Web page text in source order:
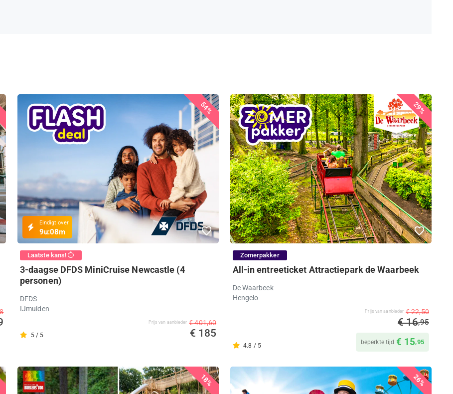
54%
Eindigt over
9u:08m
Laatste kans! ⏱️
3-daagse DFDS MiniCruise Newcastle (4
personen)
DFDS
IJmuiden
5 / 5
Prijs van aanbieder € 401,60
€ 185
29%
Zomerpakker
All-in entreeticket Attractiepark de Waarbeek
De Waarbeek
Hengelo
4.8 / 5
Prijs van aanbieder € 22,50
€ 16,95
beperkte tijd € 15,95
18% 26%